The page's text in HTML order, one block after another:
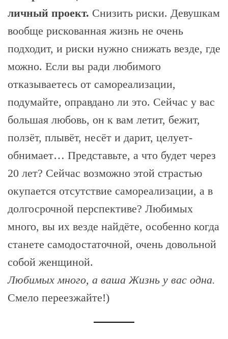
личный проект. Снизить риски. Девушкам
вообще рискованная жизнь не очень
подходит, и риски нужно снижать везде, где
можно. Если вы ради любимого
отказываетесь от самореализации,
подумайте, оправдано ли это. Сейчас у вас
большая любовь, он к вам летит, бежит,
ползёт, плывёт, несёт и дарит, целует-
обнимает… Представьте, а что будет через
20 лет? Сейчас возможно этой страстью
окупается отсутствие самореализации, а в
долгосрочной перспективе? Любимых
много, вы их везде найдёте, особенно когда
станете самодостаточной, очень довольной
собой женщиной.
Любимых много, а ваша Жизнь у вас одна.
Смело переезжайте!)